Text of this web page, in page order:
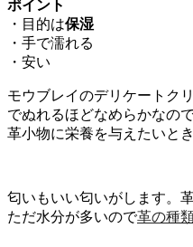
ポイント
・目的は保湿
・手で濡れる
・安い
モウブレイのデリケートク
でぬれるほどなめらかなの
革小物に栄養を与えたいと
匂いもいい匂いがします。
ただ水分が多いので革の種